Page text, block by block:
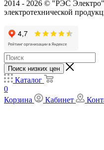
2014 - 2026 © "РЭС
электротехнической
Поиск низких цен
Каталог
0
Корзина
Кабинет